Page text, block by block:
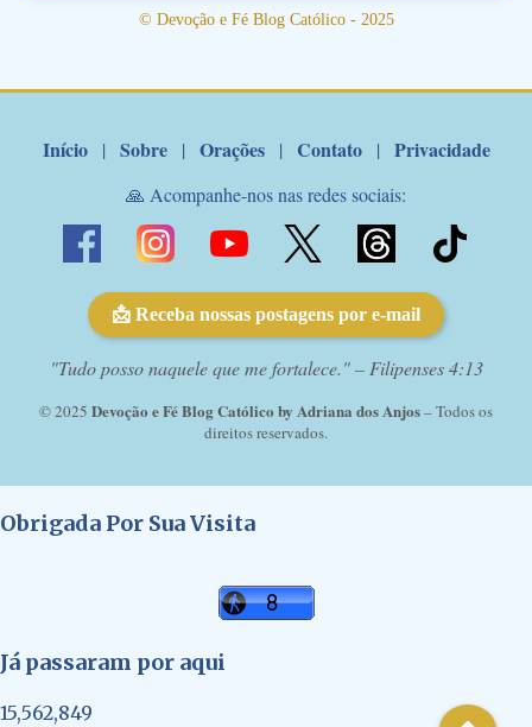
junto a Jesus! Fique no Amor Ágape de Jesus e no Amor Materno
© Devoção e Fé Blog Católico - 2025
Início | Sobre | Orações | Contato | Privacidade
🙏 Acompanhe-nos nas redes sociais:
📩 Receba nossas postagens por e-mail
"Tudo posso naquele que me fortalece." – Filipenses 4:13
© 2025 Devoção e Fé Blog Católico by Adriana dos Anjos– Todos os
direitos reservados.
Obrigada Por Sua Visita
Já passaram por aqui
15,562,849